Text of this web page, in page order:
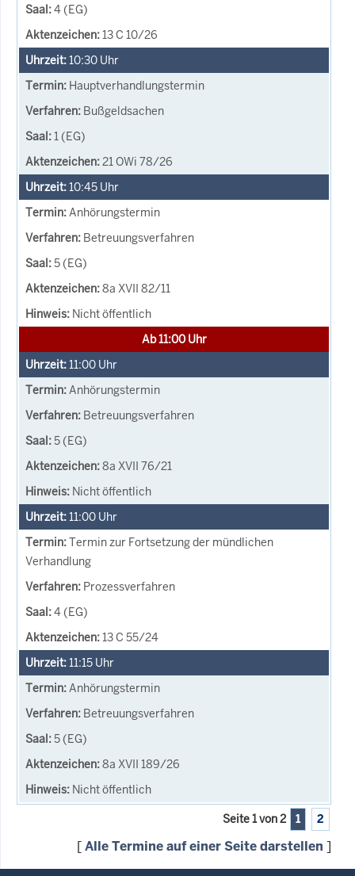
4 (EG)
13 C 10/26
10:30 Uhr
Hauptverhandlungstermin
Bußgeldsachen
1 (EG)
21 OWi 78/26
10:45 Uhr
Anhörungstermin
Betreuungsverfahren
5 (EG)
8a XVII 82/11
Nicht öffentlich
Ab 11:00 Uhr
11:00 Uhr
Anhörungstermin
Betreuungsverfahren
5 (EG)
8a XVII 76/21
Nicht öffentlich
11:00 Uhr
Termin zur Fortsetzung der mündlichen
Verhandlung
Prozessverfahren
4 (EG)
13 C 55/24
11:15 Uhr
Anhörungstermin
Betreuungsverfahren
5 (EG)
8a XVII 189/26
Nicht öffentlich
Seite 1 von 2 1 2
[Alle Termine auf einer Seite darstellen ]